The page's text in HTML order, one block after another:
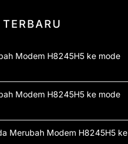
Modem H8245H5 ke mode
Modem H8245H5 ke mode
Merubah Modem H8245H5 ke